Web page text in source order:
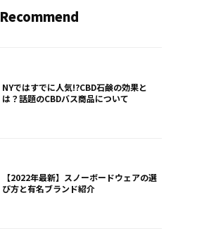
Recommend
NYではすでに人気!?CBD石鹸の効果と
は？話題のCBDバス商品について
【2022年最新】スノーボードウェアの選
び方と有名ブランド紹介